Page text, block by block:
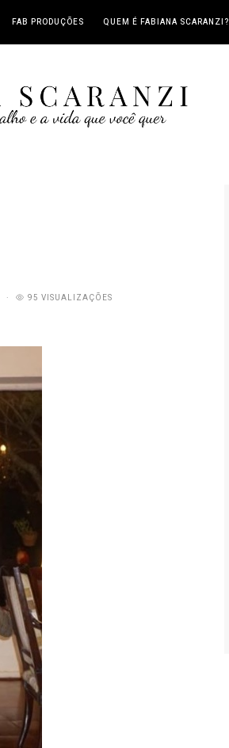
FAB PRODUÇÕES QUEM É FABIANA SCARANZI?
95 VISUALIZAÇÕES